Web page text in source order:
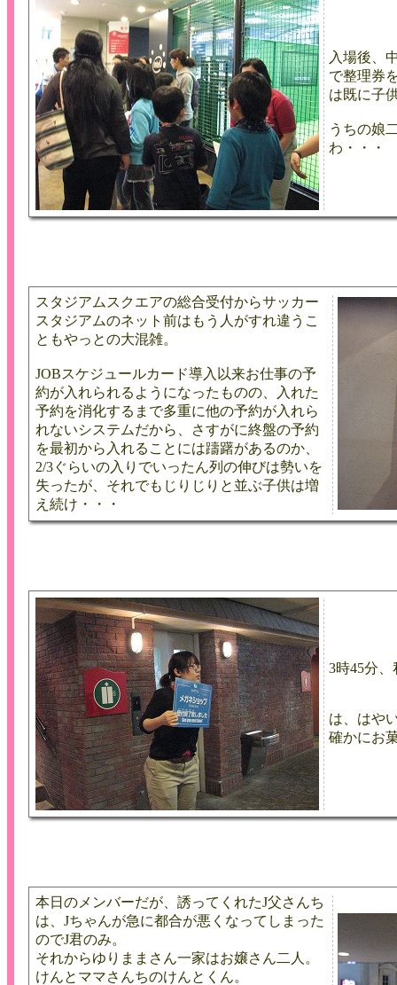
入場後、
で整理券
は既に子
うちの娘
わ・・・
スタジアムスクエアの総合受付からサッカー
スタジアムのネット前はもう人がすれ違うこ
ともやっとの大混雑。
JOBスケジュールカード導入以来お仕事の予
約が入れられるようになったものの、入れた
予約を消化するまで多重に他の予約が入れら
れないシステムだから、さすがに終盤の予約
を最初から入れることには躊躇があるのか、
2/3ぐらいの入りでいったん列の伸びは勢いを
失ったが、それでもじりじりと並ぶ子供は増
え続け・・・
3時45分
は、はや
確かにお
本日のメンバーだが、誘ってくれたJ父さんち
は、Jちゃんが急に都合が悪くなってしまった
のでJ君のみ。
それからゆりままさん一家はお嬢さん二人。
けんとママさんちのけんとくん。